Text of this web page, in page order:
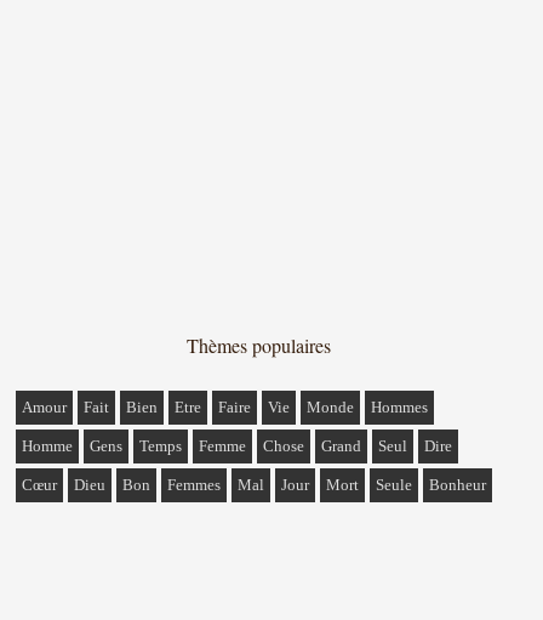
Thèmes populaires
Amour Fait Bien Etre Faire Vie Monde Hommes
Homme Gens Temps Femme Chose Grand Seul Dire
Cœur Dieu Bon Femmes Mal Jour Mort Seule Bonheur